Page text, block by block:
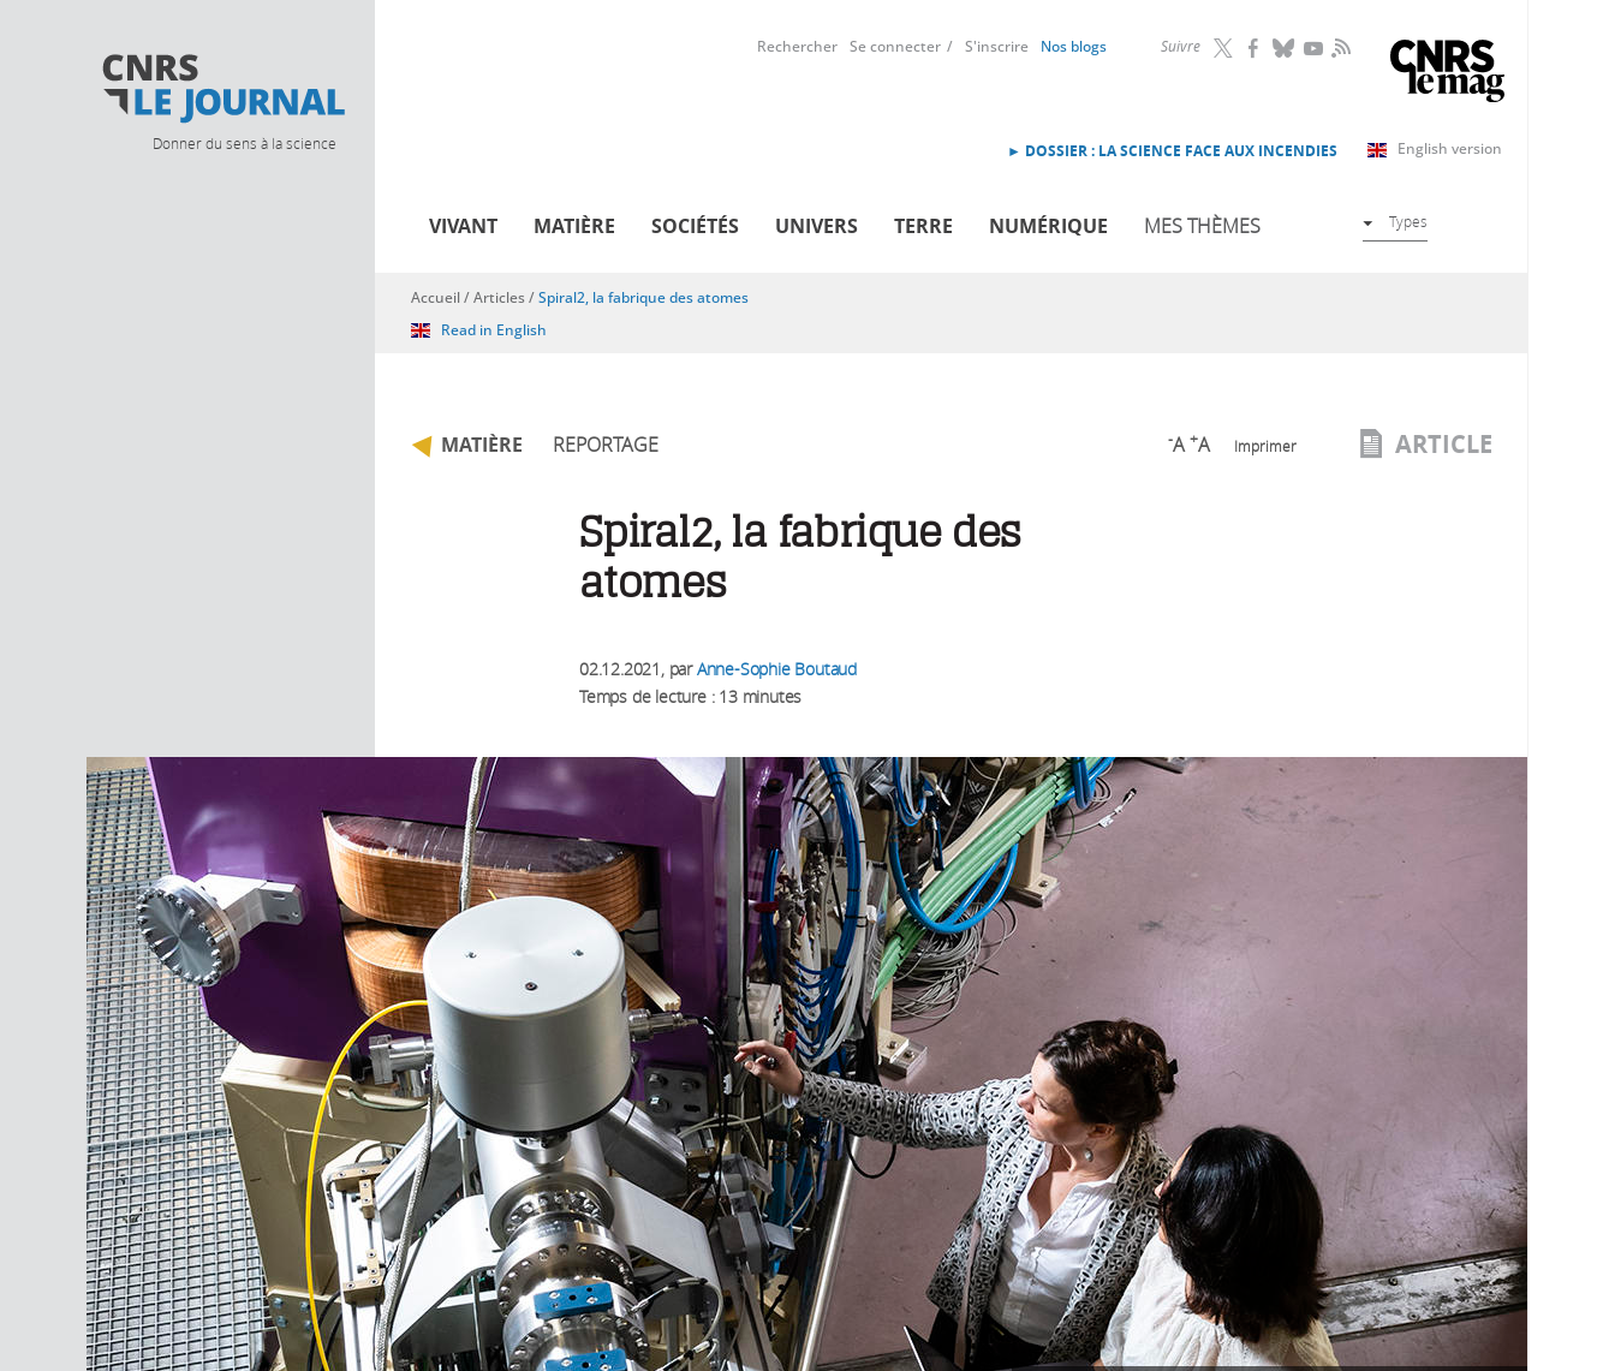
Donner du sens à la science
Suivre RSS
Rechercher Se connecter S'inscrire Nos blogs
English version
► DOSSIER : LA SCIENCE FACE AUX INCENDIES
VIVANT MATIÈRE SOCIÉTÉS UNIVERS TERRE NUMÉRIQUE MES THÈMES Types
Vous êtes ici
Accueil/Articles/Spiral2, la fabrique des atomes
Read in English
MATIÈRE REPORTAGE -A +A Imprimer ARTICLE
Spiral2, la fabrique des
atomes
02.12.2021, parAnne-Sophie Boutaud
Temps de lecture : 13 minutes